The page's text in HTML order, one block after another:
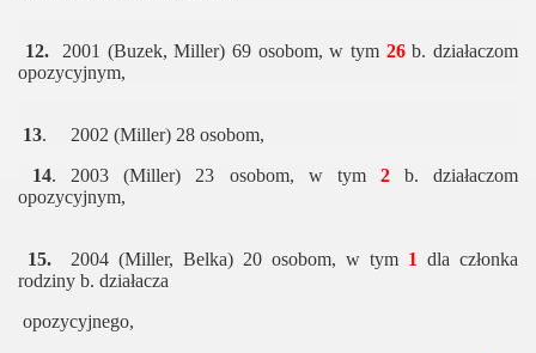
12.2001 (Buzek, Miller) 69 osobom, w tym 26b. działaczom
opozycyjnym,
13. 2002 (Miller) 28 osobom,
14. 2003 (Miller) 23 osobom, w tym 2b. działaczom
opozycyjnym,
15. 2004 (Miller, Belka) 20 osobom, w tym 1 dla członka
rodziny b. działacza
opozycyjnego,